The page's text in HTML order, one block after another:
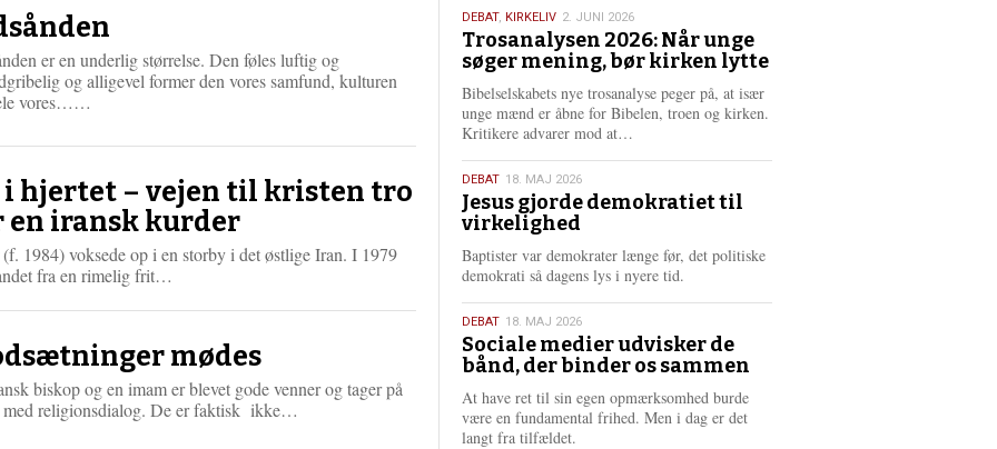
r
e
er en underlig størrelse. Den føles luftig og
og alligevel former den vores samfund, kulturen
vores……
s
e
r
e
i hjertet – vejen til kristen tro
en iransk kurder
(f. 1984) voksede op i en storby i det østlige Iran. I 1979
fra en rimelig frit…
s
e
e
mødes
biskop og en imam er blevet gode venner og tager på
med religionsdialog. De er faktisk ikke…
r
e
2.
juni
2026
DEBAT, KIRKELIV 2. JUNI 2026
Trosanalysen 2026: Når unge
søger mening, bør kirken lytte
Bibelselskabets nye trosanalyse peger på, at især
unge mænd er åbne for Bibelen, troen og kirken.
Kritikere advarer mod at…
e
e
18.
maj
2026
DEBAT 18. MAJ 2026
Jesus gjorde demokratiet til
virkelighed
Baptister var demokrater længe før, det politiske
demokrati så dagens lys i nyere tid.
18.
maj
2026
DEBAT 18. MAJ 2026
Sociale medier udvisker de
bånd, der binder os sammen
At have ret til sin egen opmærksomhed burde
være en fundamental frihed. Men i dag er det
langt fra tilfældet.